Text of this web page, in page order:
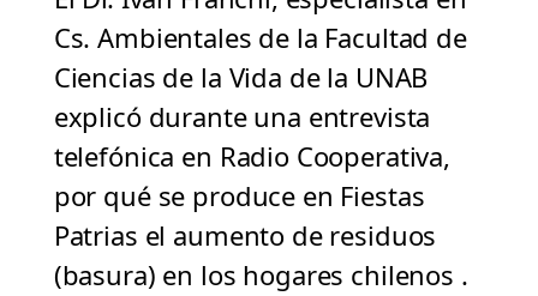
Cs. Ambientales de la Facultad de
Ciencias de la Vida de la UNAB
explicó durante una entrevista
telefónica en Radio Cooperativa,
por qué se produce en Fiestas
Patrias el aumento de residuos
(basura) en los hogares chilenos .